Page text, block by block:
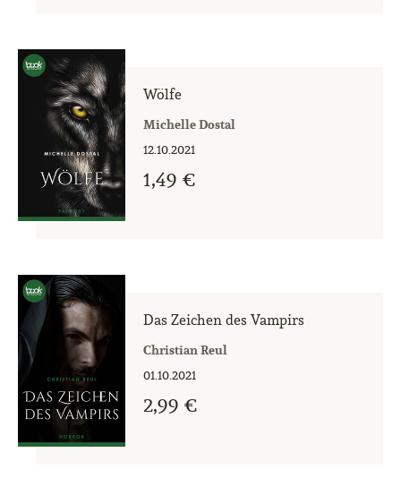
Wölfe
Michelle Dostal
12.10.2021
1,49 €
Das Zeichen des Vampirs
Christian Reul
01.10.2021
2,99 €